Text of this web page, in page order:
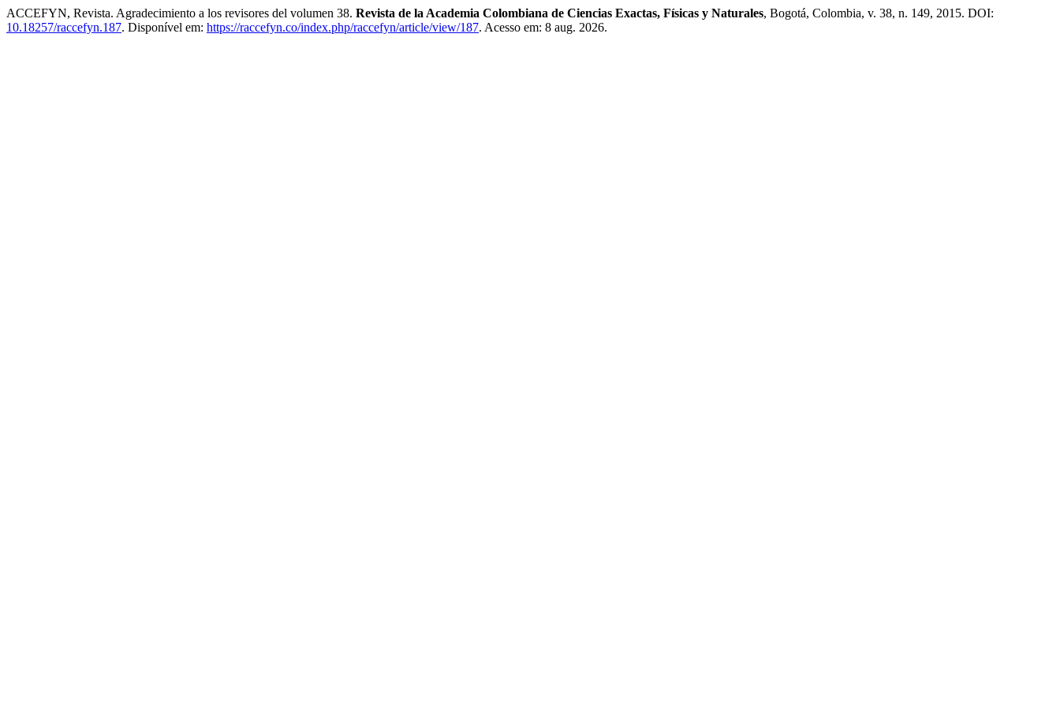
ACCEFYN, Revista. Agradecimiento a los revisores del volumen 38. Revista de la Academia Colombiana de Ciencias Exactas, Físicas y Naturales, Bogotá, Colombia, v. 38, n. 149, 2015. DOI:
10.18257/raccefyn.187. Disponível em: https://raccefyn.co/index.php/raccefyn/article/view/187. Acesso em: 8 aug. 2026.